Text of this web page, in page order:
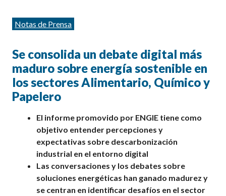
Categorías
Notas de Prensa
Se consolida un debate digital más
maduro sobre energía sostenible en
los sectores Alimentario, Químico y
Papelero
El informe promovido por ENGIE tiene como
objetivo entender percepciones y
expectativas sobre descarbonización
industrial en el entorno digital
Las conversaciones y los debates sobre
soluciones energéticas han ganado madurez y
se centran en identificar desafíos en el sector